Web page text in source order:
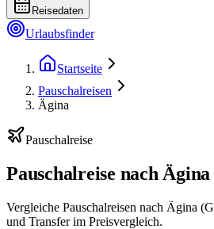
Reisedaten
Urlaubsfinder
Startseite
Pauschalreisen
Ägina
Pauschalreise
Pauschalreise nach Ägina
Vergleiche Pauschalreisen nach Ägina
und Transfer im Preisvergleich.